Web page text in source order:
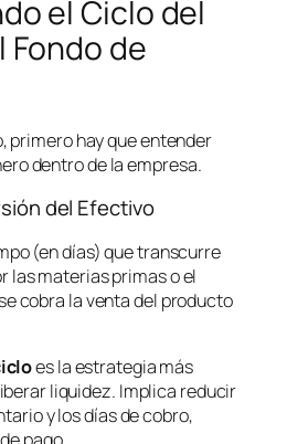
el Ciclo del
Fondo de
primero hay que entender
dentro de la empresa.
del Efectivo
(en días) que transcurre
las materias primas o el
cobra la venta del producto
es la estrategia más
liquidez. Implica reducir
y los días de cobro,